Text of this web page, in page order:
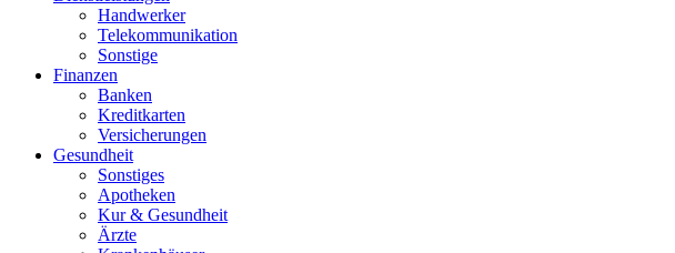
Handwerker
Telekommunikation
Sonstige
Finanzen
Banken
Kreditkarten
Versicherungen
Gesundheit
Sonstiges
Apotheken
Kur & Gesundheit
Ärzte